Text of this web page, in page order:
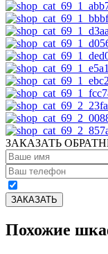
ЗАКАЗАТЬ
Похожие